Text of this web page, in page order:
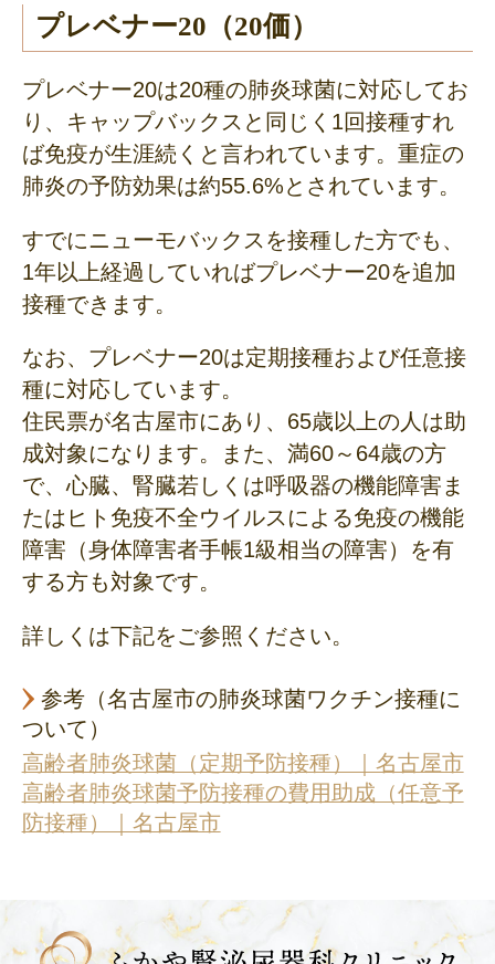
プレベナー20（20価）
プレベナー20は20種の肺炎球菌に対応してお
り、キャップバックスと同じく1回接種すれ
ば免疫が生涯続くと言われています。重症の
肺炎の予防効果は約55.6%とされています。
すでにニューモバックスを接種した方でも、
1年以上経過していればプレベナー20を追加
接種できます。
なお、プレベナー20は定期接種および任意接
種に対応しています。
住民票が名古屋市にあり、65歳以上の人は助
成対象になります。また、満60～64歳の方
で、心臓、腎臓若しくは呼吸器の機能障害ま
たはヒト免疫不全ウイルスによる免疫の機能
障害（身体障害者手帳1級相当の障害）を有
する方も対象です。
詳しくは下記をご参照ください。
参考（名古屋市の肺炎球菌ワクチン接種に
ついて）
高齢者肺炎球菌（定期予防接種）｜名古屋市
高齢者肺炎球菌予防接種の費用助成（任意予
防接種）｜名古屋市